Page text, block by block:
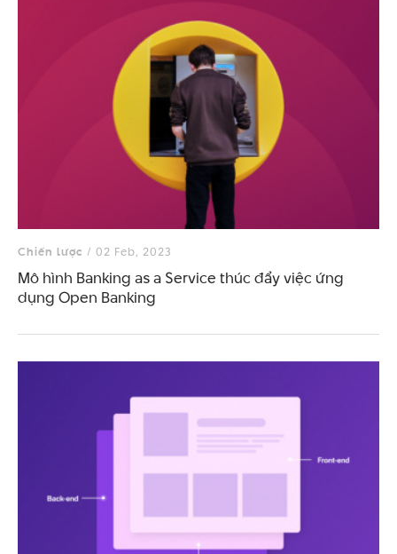
Chiến lược / 02 Feb, 2023
Mô hình Banking as a Service thúc đẩy việc ứng
dụng Open Banking